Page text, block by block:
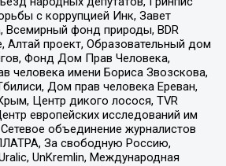
с коррупцией Инк, Завет
Всемирный фонд природы, BDR
Алтай проект, Образовательный дом
Фонд Дом Прав Человека,
человека имени Бориса Звозскова,
Дом прав человека Ереван,
Центр дикого лосося, TVR
европейских исследований им
объединение журналистов
За свободную Россию,
UnKremlin, Международная